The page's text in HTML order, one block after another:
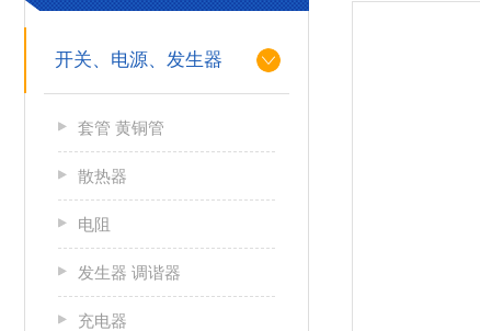
开关、电源、发生器
套管 黄铜管
散热器
电阻
发生器 调谐器
充电器